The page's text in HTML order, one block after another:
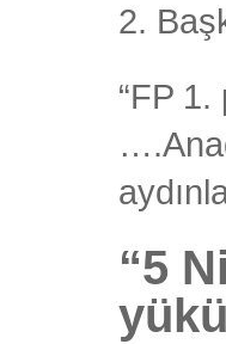
2.
“FP
“5